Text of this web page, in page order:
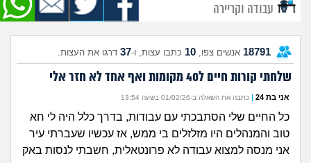
שאלות חדשות
שאלות שעוררו עניין
עצות חדשות
מה קורה כאן?
עבודה וקריירה
18791 אנשים צפו, 10 כתבו עצות, ו-37 דרגו את העצות.
שלחתי קורות חיים ל40 מקומות ואף אחד לא חזר אלי
אני בת 24 | כתבה את השאלה ב-01/02/26 בשעה 13:54
כל החיים שלי הסתבכתי עם עבודות, בדרך כלל היה לי חא
טוב והמנהלים היו מזלזלים בי ממש, אז עכשיו שעברתי עיר
אני מנסה למצוא עבודה לא פרונטאלית, חשבתי לנסות באק